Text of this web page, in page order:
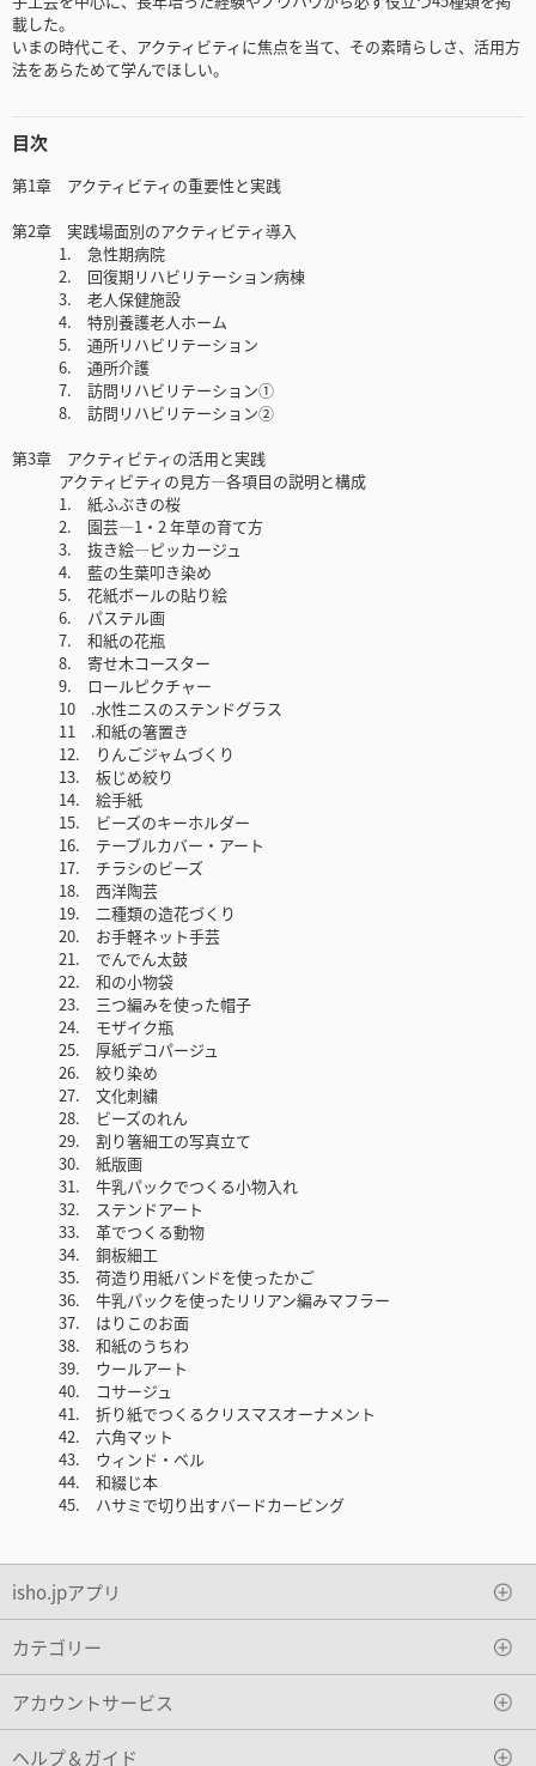
載した。
いまの時代こそ、アクティビティに焦点を当て、その素晴らしさ、活用方
法をあらためて学んでほしい。
目次
第1章 アクティビティの重要性と実践
第2章 実践場面別のアクティビティ導入
1. 急性期病院
2. 回復期リハビリテーション病棟
3. 老人保健施設
4. 特別養護老人ホーム
5. 通所リハビリテーション
6. 通所介護
7. 訪問リハビリテーション①
8. 訪問リハビリテーション②
第3章 アクティビティの活用と実践
アクティビティの見方―各項目の説明と構成
1. 紙ふぶきの桜
2. 園芸―1・2 年草の育て方
3. 抜き絵―ピッカージュ
4. 藍の生葉叩き染め
5. 花紙ボールの貼り絵
6. パステル画
7. 和紙の花瓶
8. 寄せ木コースター
9. ロールピクチャー
10 .水性ニスのステンドグラス
11 .和紙の箸置き
12. りんごジャムづくり
13. 板じめ絞り
14. 絵手紙
15. ビーズのキーホルダー
16. テーブルカバー・アート
17. チラシのビーズ
18. 西洋陶芸
19. 二種類の造花づくり
20. お手軽ネット手芸
21. でんでん太鼓
22. 和の小物袋
23. 三つ編みを使った帽子
24. モザイク瓶
25. 厚紙デコパージュ
26. 絞り染め
27. 文化刺繍
28. ビーズのれん
29. 割り箸細工の写真立て
30. 紙版画
31. 牛乳パックでつくる小物入れ
32. ステンドアート
33. 革でつくる動物
34. 銅板細工
35. 荷造り用紙バンドを使ったかご
36. 牛乳パックを使ったリリアン編みマフラー
37. はりこのお面
38. 和紙のうちわ
39. ウールアート
40. コサージュ
41. 折り紙でつくるクリスマスオーナメント
42. 六角マット
43. ウィンド・ベル
44. 和綴じ本
45. ハサミで切り出すバードカービング
isho.jpアプリ
カテゴリー
アカウントサービス
ヘルプ＆ガイド